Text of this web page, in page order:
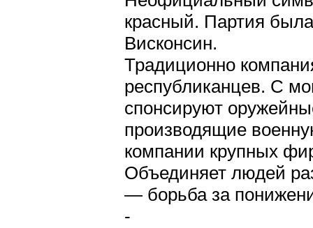
красный. Партия
Висконсин.
Традиционно
республиканцев. С
спонсируют
производящие
компании крупных
Объединяет людей
— борьба за
-